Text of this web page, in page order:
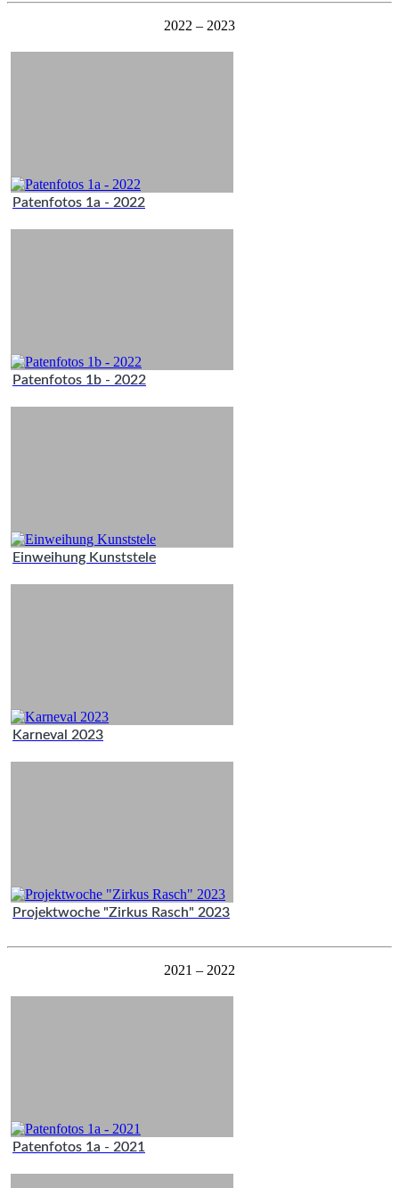
2022 – 2023
Patenfotos 1a - 2022
Patenfotos 1b - 2022
Einweihung Kunststele
Karneval 2023
Projektwoche "Zirkus Rasch" 2023
2021 – 2022
Patenfotos 1a - 2021